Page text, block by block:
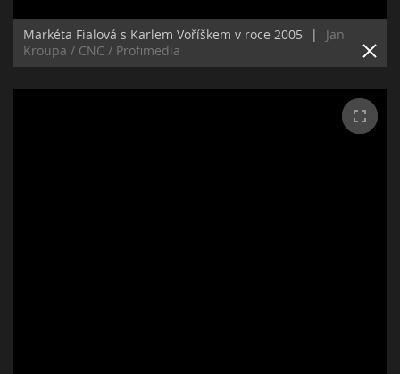
Markéta Fialová s Karlem Voříškem v roce 2005 |
Jan
Kroupa / CNC / Profimedia